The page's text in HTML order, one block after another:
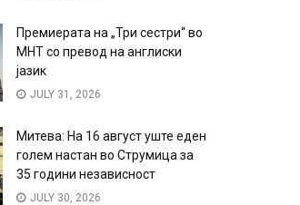
Премиерата на „Три сестри“ во
МНТ со превод на англиски
јазик
JULY 31, 2026
Митева: На 16 август уште еден
голем настан во Струмица за
35 години независност
JULY 30, 2026